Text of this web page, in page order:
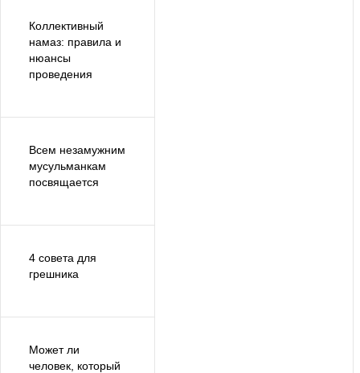
Коллективный
намаз: правила и
нюансы
проведения
Всем незамужним
мусульманкам
посвящается
4 совета для
грешника
Может ли
человек, который